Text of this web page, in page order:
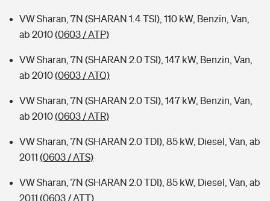
VW Sharan, 7N (SHARAN 1.4 TSI), 110 kW, Benzin, Van,
ab 2010(0603 / ATP)
VW Sharan, 7N (SHARAN 2.0 TSI), 147 kW, Benzin, Van,
ab 2010(0603 / ATQ)
VW Sharan, 7N (SHARAN 2.0 TSI), 147 kW, Benzin, Van,
ab 2010(0603 / ATR)
VW Sharan, 7N (SHARAN 2.0 TDI), 85 kW, Diesel, Van, ab
2011 (0603 / ATS)
VW Sharan, 7N (SHARAN 2.0 TDI), 85 kW, Diesel, Van, ab
2011 (0603 / ATT)